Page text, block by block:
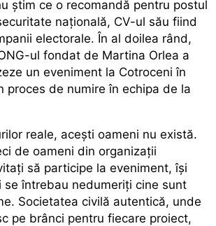
știm ce o recomandă pentru postul
națională, CV-ul său fiind
electorale. În al doilea rând,
ul fondat de Martina Orlea a
un eveniment la Cotroceni în
proces de numire în echipa de la
reale, acești oameni nu există.
de oameni din organizații
să participe la eveniment, își
se întrebau nedumeriți cine sunt
Societatea civilă autentică, unde
pe brânci pentru fiecare proiect,